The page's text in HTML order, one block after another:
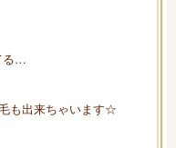
る…
も出来ちゃいます☆